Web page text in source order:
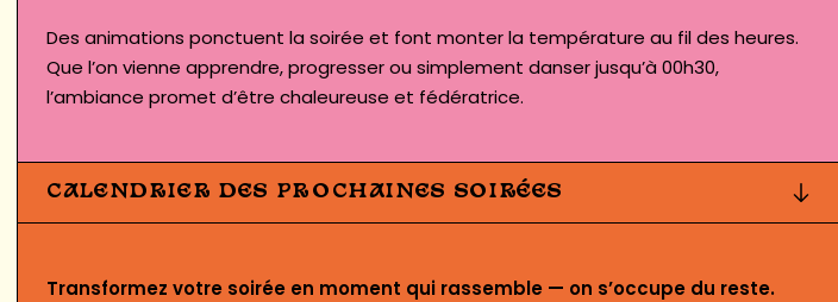
Des animations ponctuent la soirée et font monter la température au fil des heures.
Que l’on vienne apprendre, progresser ou simplement danser jusqu’à 00h30,
l’ambiance promet d’être chaleureuse et fédératrice.
CALENDRIER DES PROCHAINES SOIRÉES
Transformez votre soirée en moment qui rassemble — on s’occupe du reste.